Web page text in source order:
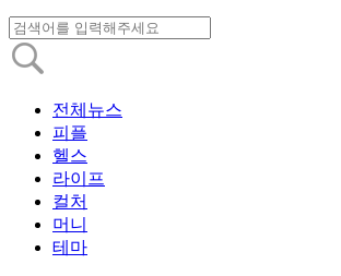
전체뉴스
피플
헬스
라이프
컬처
머니
테마